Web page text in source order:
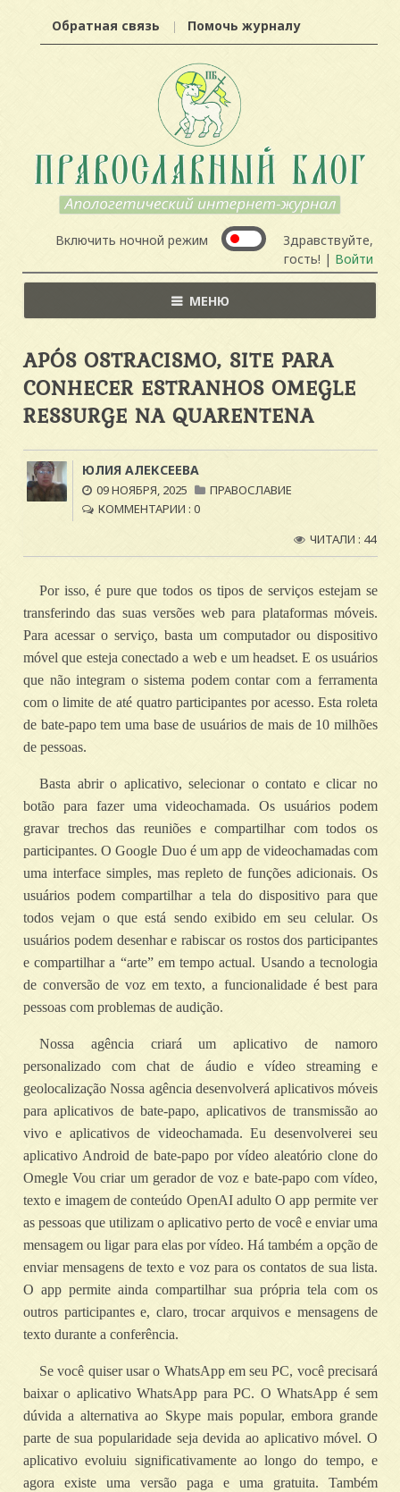
Обратная связь Помочь журналу
Включить ночной режим
Здравствуйте,
гость! | Войти
МЕНЮ
APÓS OSTRACISMO, SITE PARA
CONHECER ESTRANHOS OMEGLE
RESSURGE NA QUARENTENA
ЮЛИЯ АЛЕКСЕЕВА
09 НОЯБРЯ, 2025
ПРАВОСЛАВИЕ
КОММЕНТАРИИ : 0
ЧИТАЛИ : 44
Por isso, é pure que todos os tipos de serviços estejam se
transferindo das suas versões web para plataformas móveis.
Para acessar o serviço, basta um computador ou dispositivo
móvel que esteja conectado a web e um headset. E os usuários
que não integram o sistema podem contar com a ferramenta
com o limite de até quatro participantes por acesso. Esta roleta
de bate-papo tem uma base de usuários de mais de 10 milhões
de pessoas.
Basta abrir o aplicativo, selecionar o contato e clicar no
botão para fazer uma videochamada. Os usuários podem
gravar trechos das reuniões e compartilhar com todos os
participantes. O Google Duo é um app de videochamadas com
uma interface simples, mas repleto de funções adicionais. Os
usuários podem compartilhar a tela do dispositivo para que
todos vejam o que está sendo exibido em seu celular. Os
usuários podem desenhar e rabiscar os rostos dos participantes
e compartilhar a “arte” em tempo actual. Usando a tecnologia
de conversão de voz em texto, a funcionalidade é best para
pessoas com problemas de audição.
Nossa agência criará um aplicativo de namoro
personalizado com chat de áudio e vídeo streaming e
geolocalização Nossa agência desenvolverá aplicativos móveis
para aplicativos de bate-papo, aplicativos de transmissão ao
vivo e aplicativos de videochamada. Eu desenvolverei seu
aplicativo Android de bate-papo por vídeo aleatório clone do
Omegle Vou criar um gerador de voz e bate-papo com vídeo,
texto e imagem de conteúdo OpenAI adulto O app permite ver
as pessoas que utilizam o aplicativo perto de você e enviar uma
mensagem ou ligar para elas por vídeo. Há também a opção de
enviar mensagens de texto e voz para os contatos de sua lista.
O app permite ainda compartilhar sua própria tela com os
outros participantes e, claro, trocar arquivos e mensagens de
texto durante a conferência.
Se você quiser usar o WhatsApp em seu PC, você precisará
baixar o aplicativo WhatsApp para PC. O WhatsApp é sem
dúvida a alternativa ao Skype mais popular, embora grande
parte de sua popularidade seja devida ao aplicativo móvel. O
aplicativo evoluiu significativamente ao longo do tempo, e
agora existe uma versão paga e uma gratuita. Também